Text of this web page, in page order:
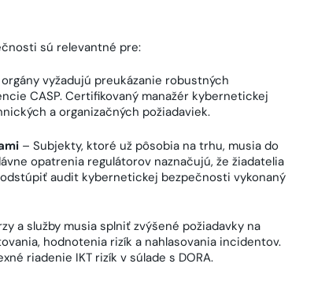
sú relevantné pre:
vyžadujú preukázanie robustných
CASP. Certifikovaný manažér kybernetickej
a organizačných požiadaviek.
– Subjekty, ktoré už pôsobia na trhu, musia do
opatrenia regulátorov naznačujú, že žiadatelia
audit kybernetickej bezpečnosti vykonaný
a služby musia splniť zvýšené požiadavky na
hodnotenia rizík a nahlasovania incidentov.
riadenie IKT rizík v súlade s DORA.